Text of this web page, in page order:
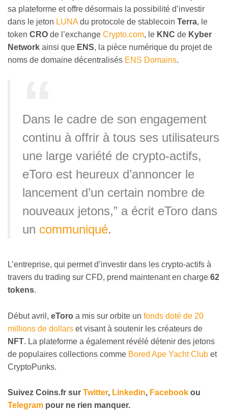
sa plateforme et offre désormais la possibilité d’investir
dans le jeton LUNAdu protocole de stablecoin Terra, le
token CRO de l’exchange Crypto.com, le KNC de Kyber
Network ainsi que ENS, la pièce numérique du projet de
noms de domaine décentralisés ENS Domains.
Dans le cadre de son engagement
continu à offrir à tous ses utilisateurs
une large variété de crypto-actifs,
eToro est heureux d’annoncer le
lancement d’un certain nombre de
nouveaux jetons,” a écrit eToro dans
un communiqué.
L’entreprise, qui permet d’investir dans les crypto-actifs à
travers du trading sur CFD, prend maintenant en charge 62
tokens.
Début avril, eToro a mis sur orbite un fonds doté de 20
millions de dollars et visant à soutenir les créateurs de
NFT. La plateforme a également révélé détenir des jetons
de populaires collections comme Bored Ape Yacht Club et
CryptoPunks.
Suivez Coins.fr sur Twitter, Linkedin, Facebook ou
Telegram pour ne rien manquer.